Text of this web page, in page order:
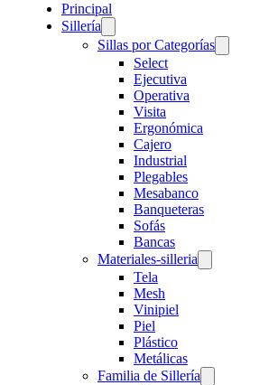
Principal
Sillería
Sillas por Categorías
Select
Ejecutiva
Operativa
Visita
Ergonómica
Cajero
Industrial
Plegables
Mesabanco
Banqueteras
Sofás
Bancas
Materiales-silleria
Tela
Mesh
Vinipiel
Piel
Plástico
Metálicas
Familia de Sillería